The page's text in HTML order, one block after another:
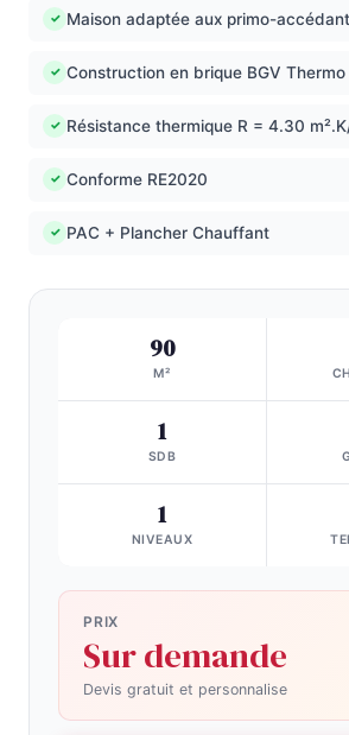
✓ Maison adaptée aux primo-
✓ Construction en brique BGV Thermo
✓ Résistance thermique R = 4.30
✓ Conforme RE2020
✓ PAC + Plancher Chauffant
90
M²
1
SDB
1
NIVEAUX
PRIX
Sur demande
Devis gratuit et personnalise